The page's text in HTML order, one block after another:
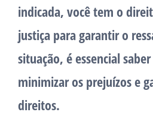
indicada, você tem o
justiça para garantir o
situação, é essencial
minimizar os prejuízos e
direitos.